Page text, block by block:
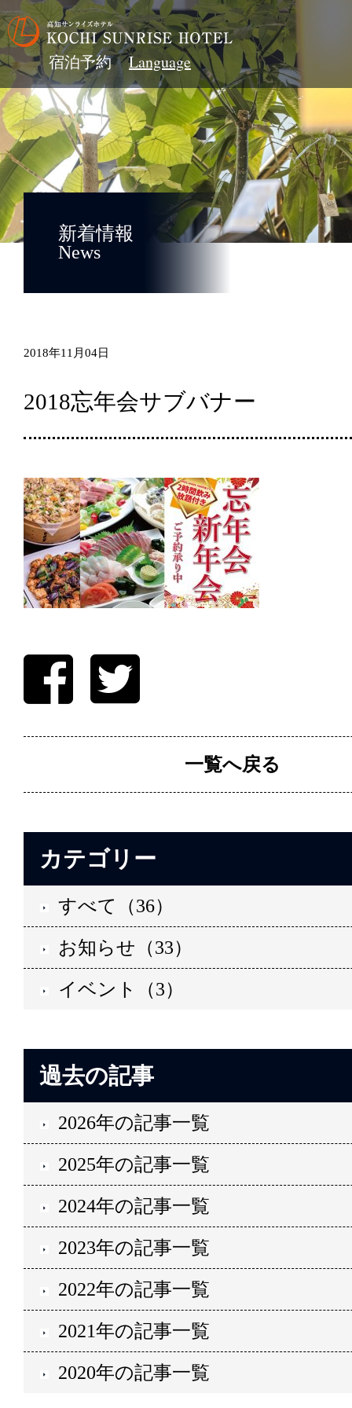
宿泊予約
新着情報
News
2018年11月04日
2018忘年会サブバナー
一覧へ戻る
カテゴリー
すべて（36）
お知らせ（33）
イベント（3）
過去の記事
2026年の記事一覧
2025年の記事一覧
2024年の記事一覧
2023年の記事一覧
2022年の記事一覧
2021年の記事一覧
2020年の記事一覧